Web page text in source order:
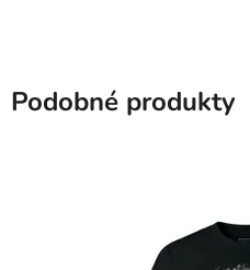
Podobné produkty